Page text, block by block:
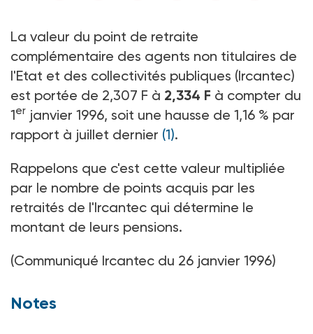
La valeur du point de retraite
complémentaire des agents non titulaires de
l'Etat et des collectivités publiques (Ircantec)
est portée de 2,307 F à 2,334 F à compter du
1er janvier 1996, soit une hausse de 1,16 % par
rapport à juillet dernier (1).
Rappelons que c'est cette valeur multipliée
par le nombre de points acquis par les
retraités de l'Ircantec qui détermine le
montant de leurs pensions.
(Communiqué Ircantec du 26 janvier 1996)
Notes